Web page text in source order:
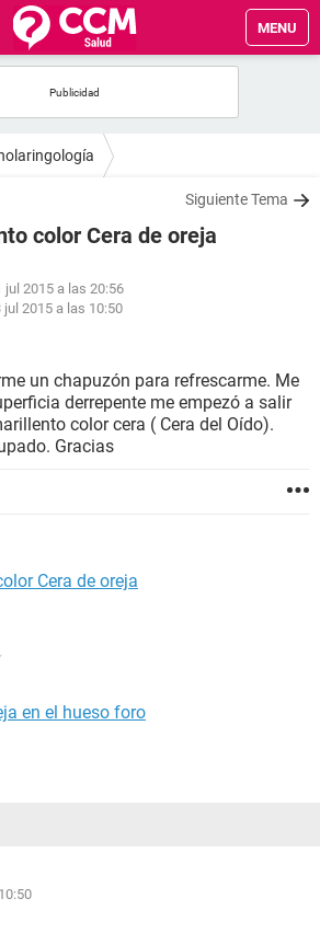
MENU
Siguiente Tema
color Cera de oreja
jul 2015 a las 20:56
jul 2015 a las 10:50
un chapuzón para refrescarme. Me
derrepente me empezó a salir
color cera ( Cera del Oído).
Gracias
Cera de oreja
en el hueso foro